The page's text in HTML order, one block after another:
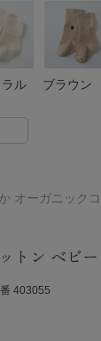
ル ブラウン
オーガニック
トン ベビ
403055